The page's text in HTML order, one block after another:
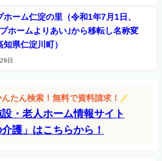
ホーム仁淀の里（令和1年7月1日、
プホームよりあい｣から移転し名称変
知県仁淀川町）
日
たん検索！無料で資料請求！ ／
・老人ホーム情報サイト
介護」はこちらから！